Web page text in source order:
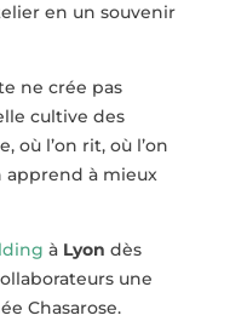
en un souvenir
ne crée pas
cultive des
où l’on rit, où l’on
apprend à mieux
à Lyon dès
une
Chasarose.